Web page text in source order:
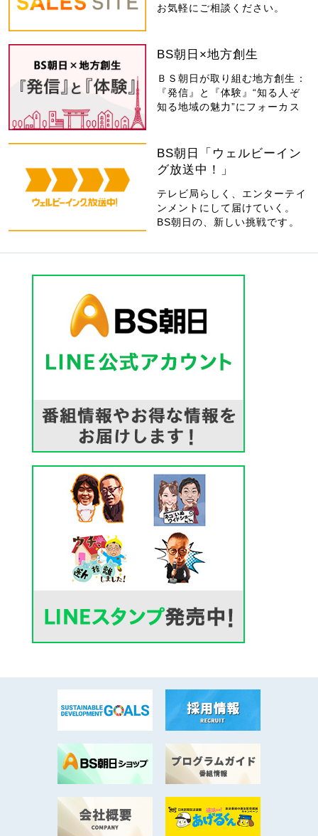
お気軽にご相談ください。
BS朝日×地方創生
ＢＳ朝日が取り組む地方創生：
『発信』と『体験』“知る人ぞ
知る地域の魅力”にフォーカス
BS朝日「ウェルビーイン
グ放送中！」
テレビ局らしく、エンターテイ
ンメントにして届けていく。
BS朝日の、新しい挑戦です。